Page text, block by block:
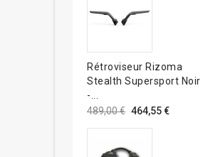
Rétroviseur Rizoma
Stealth Supersport Noir
-...
489,00 € 464,55 €